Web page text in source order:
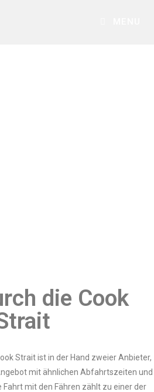
die Cook
Strait ist in der Hand zweier Anbieter,
mit ähnlichen Abfahrtszeiten und
Fahrt mit den Fähren zählt zu einer der